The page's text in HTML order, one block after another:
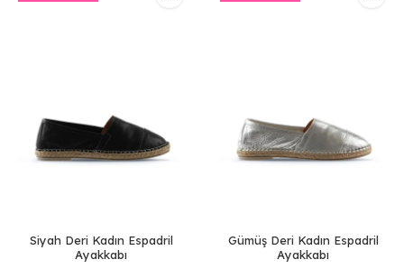
Siyah Deri Kadın Espadril
Ayakkabı
Gümüş Deri Kadın Espadril
Ayakkabı